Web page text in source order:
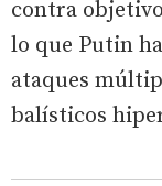
contra
lo que Putin
ataques
balísticos